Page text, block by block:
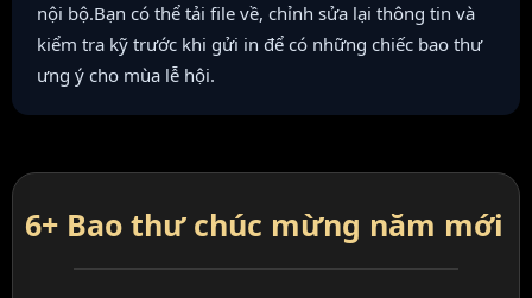
nội bộ.Bạn có thể tải file về, chỉnh sửa lại thông tin và
kiểm tra kỹ trước khi gửi in để có những chiếc bao thư
ưng ý cho mùa lễ hội.
6+ Bao thư chúc mừng năm mới